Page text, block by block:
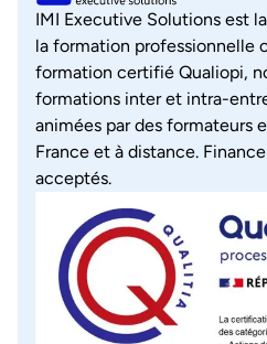
IMI Executive Solutions est
la formation professionnelle
formation certifié Qualiopi,
formations inter et intra-
animées par des formateurs
France et à distance.
acceptés.